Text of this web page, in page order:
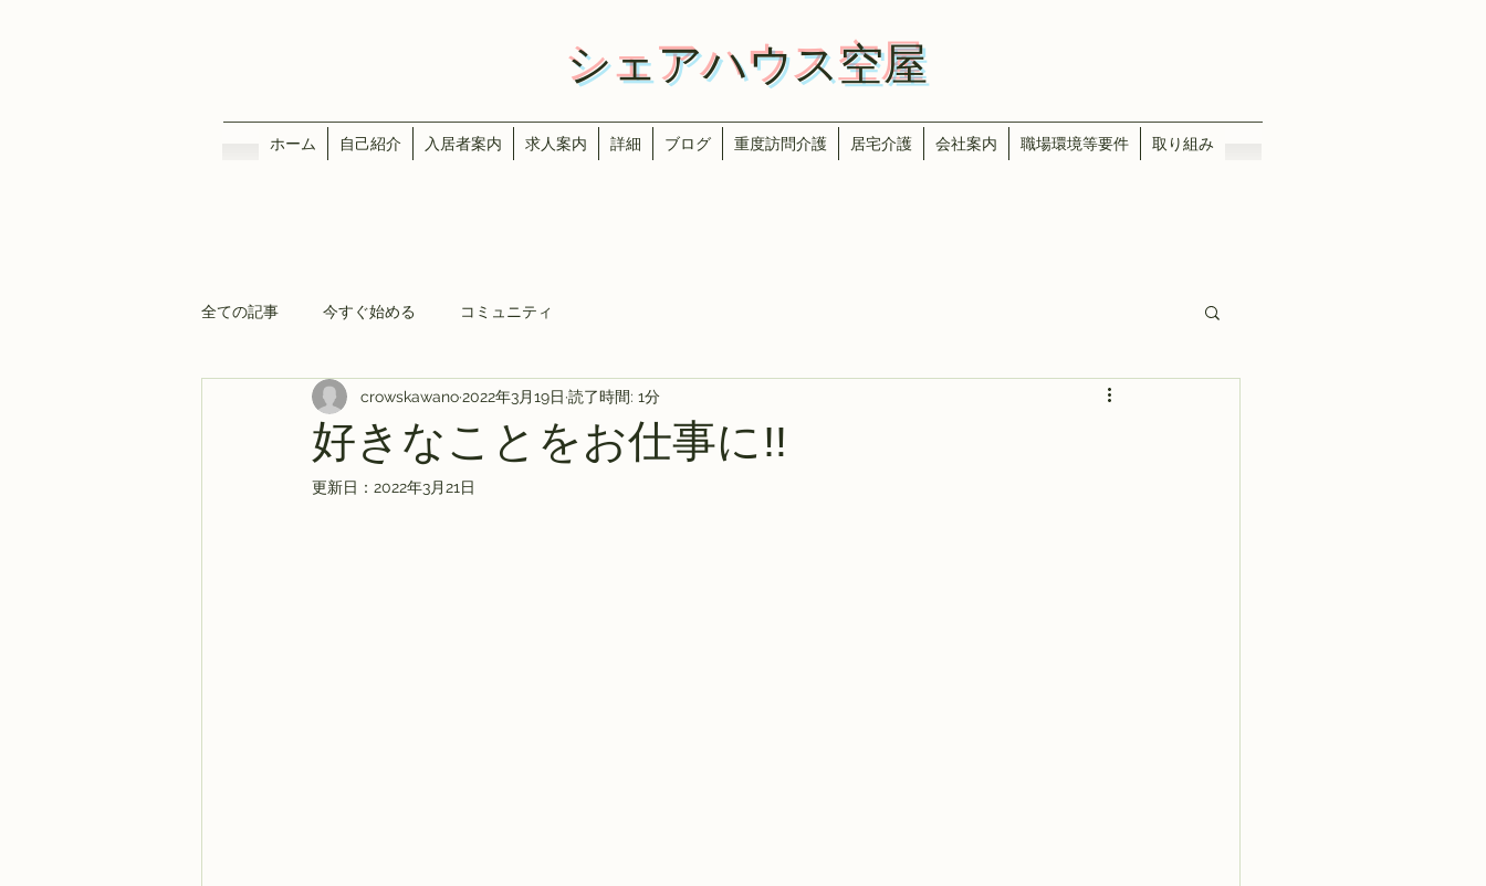
​​シェアハウス空屋
ホーム 自己紹介 入居者案内 求人案内 詳細 ブログ 重度訪問介護 居宅介護 会社案内 職場環境等要件 取り組み
全ての記事 今すぐ始める コミュニティ
好きなことをお仕事に‼
crowskawano2022年3月19日 読了時間: 1分
更新日： 2022年3月21日